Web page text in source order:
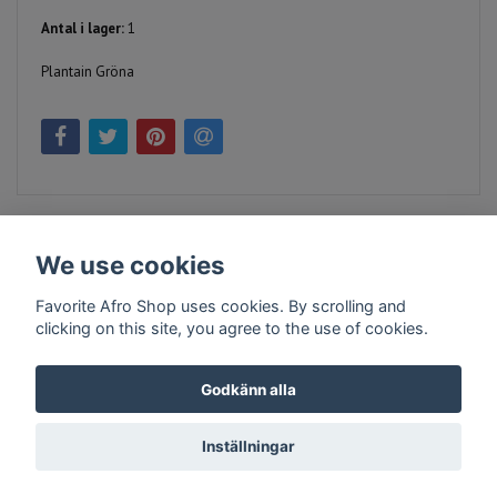
Antal i lager:1
Plantain Gröna
Kontakt Köpvillkor Företagsinfo
© Copyright 2026 Favorite Afro Shop
We use cookies
Favorite Afro Shop uses cookies. By scrolling and
clicking on this site, you agree to the use of cookies.
Godkänn alla
Inställningar